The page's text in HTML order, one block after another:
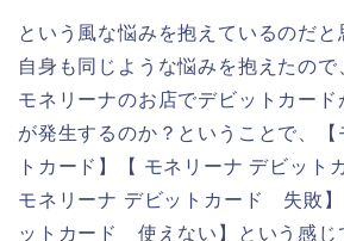
という風な悩みを抱えているのだと
自身も同じような悩みを抱えたので
モネリーナのお店でデビットカード
が発生するのか？ということで、【
トカード】【 モネリーナ デビッ
モネリーナ デビットカード 失敗
ットカード 使えない】という感じ